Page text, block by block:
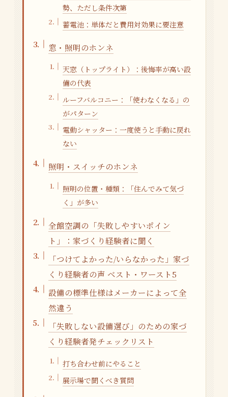
勢、ただし条件次第
蓄電池：単体だと費用対効果に要注意
窓・照明のホンネ
天窓（トップライト）：後悔率が高い設
備の代表
ルーフバルコニー：「使わなくなる」の
がパターン
電動シャッター：一度使うと手動に戻れ
ない
照明・スイッチのホンネ
照明の位置・種類：「住んでみて気づ
く」が多い
全館空調の「失敗しやすいポイン
ト」：家づくり経験者に聞く
「つけてよかった/いらなかった」家づ
くり経験者の声 ベスト・ワースト5
設備の標準仕様はメーカーによって全
然違う
「失敗しない設備選び」のための家づ
くり経験者発チェックリスト
打ち合わせ前にやること
展示場で聞くべき質問